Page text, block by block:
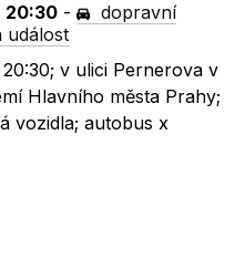
20:30 -
dopravní
událost
v ulici Pernerova v
Hlavního města Prahy;
vozidla; autobus x